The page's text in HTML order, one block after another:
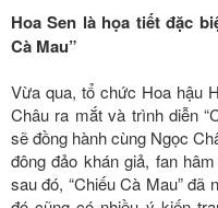
Hoa Sen là họa tiết đặc
Cà Mau”
Vừa qua, tổ chức Hoa hậu
Châu ra mắt và trình diễn
sẽ đồng hành cùng Ngọc
đông đảo khán giả, fan
sau đó, “Chiếu Cà Mau”